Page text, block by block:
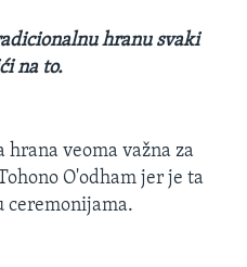
hranu svaki
na to.
veoma važna za
O'odham jer je ta
ceremonijama.